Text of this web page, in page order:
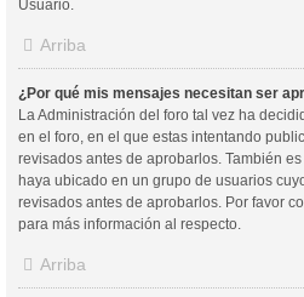
Usuario.
Arriba
¿Por qué mis mensajes necesitan ser
La Administración del foro tal vez ha
en el foro, en el que estas intentando
revisados antes de aprobarlos. También
haya ubicado en un grupo de usuarios
revisados antes de aprobarlos. Por favor
para más información al respecto.
Arriba